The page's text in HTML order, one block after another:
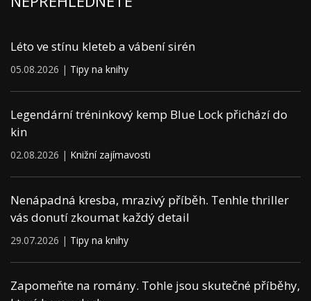
Léto ve stínu kleteb a vábení sirén
05.08.2026 | Tipy na knihy
Legendární tréninkový kemp Blue Lock přichází do
kin
02.08.2026 | Knižní zajímavosti
Nenápadná kresba, mrazivý příběh. Tenhle thriller
vás donutí zkoumat každý detail
29.07.2026 | Tipy na knihy
Zapomeňte na romány. Tohle jsou skutečné příběhy,